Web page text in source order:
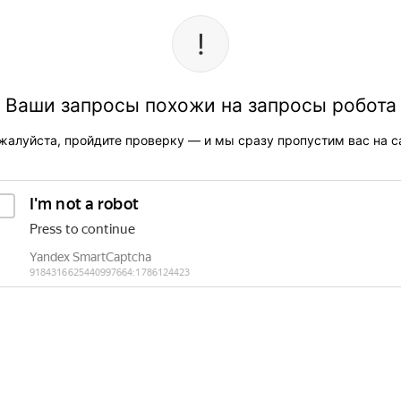
Ваши запросы похожи на запросы робота
пройдите проверку — и мы сразу пропустим вас на